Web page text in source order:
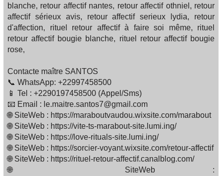
blanche, retour affectif nantes, retour affectif othniel, retour
affectif sérieux avis, retour affectif serieux lydia, retour
d'affection, rituel retour affectif à faire soi même, rituel
retour affectif bougie blanche, rituel retour affectif bougie
rose,
Contacte maître SANTOS
📞 WhatsApp: +22997458500
📱 Tel : +2290197458500 (Appel/Sms)
📧 Email : le.maitre.santos7@gmail.com
🌐 SiteWeb : https://maraboutvaudou.wixsite.com/marabout
🌐 SiteWeb : https://vite-ts-marabout-site.lumi.ing/
🌐 SiteWeb : https://love-rituals-site.lumi.ing/
🌐 SiteWeb : https://sorcier-voyant.wixsite.com/retour-affectif
🌐 SiteWeb : https://rituel-retour-affectif.canalblog.com/
🌐 SiteWeb :